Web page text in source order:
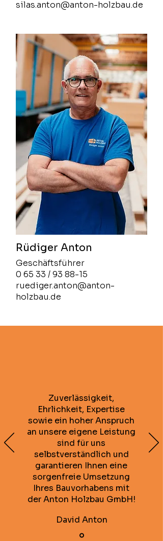
silas.anton@anton-holzbau.de
Rüdiger Anton
Geschäftsführer
0 65 33 / 93 88-15
ruediger.anton@anton-
holzbau.de
Zuverlässigkeit,
Ehrlichkeit, Expertise
sowie ein hoher Anspruch
an unsere eigene Leistung
sind für uns
selbstverständlich und
garantieren Ihnen eine
sorgenfreie Umsetzung
Ihres Bauvorhabens mit
der Anton Holzbau GmbH!
David Anton